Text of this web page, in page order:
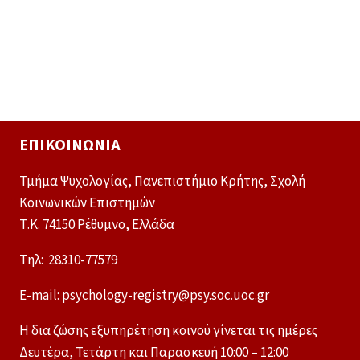
ΕΠΙΚΟΙΝΩΝΊΑ
Τμήμα Ψυχολογίας, Πανεπιστήμιο Κρήτης, Σχολή
Κοινωνικών Επιστημών
Τ.Κ. 74150 Ρέθυμνο, Ελλάδα
Tηλ: 28310-77579
E-mail: psychology-registry@psy.soc.uoc.gr
Η δια ζώσης εξυπηρέτηση κοινού γίνεται τις ημέρες
Δευτέρα, Τετάρτη και Παρασκευή 10:00 – 12:00